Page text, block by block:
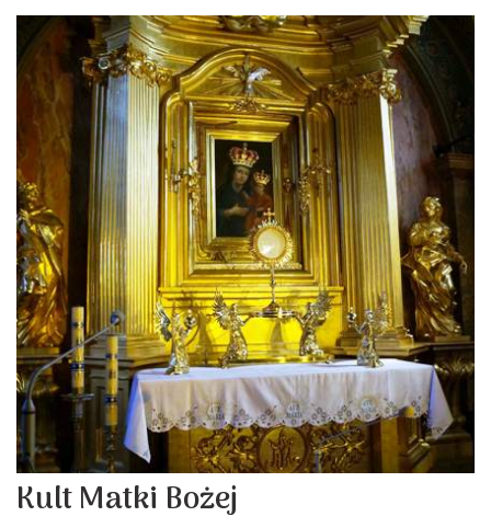
Kult Matki Bożej